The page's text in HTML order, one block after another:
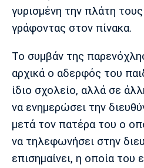
Μπορούσια
Παρί Σεν
Μονακό
γυρισμένη την πλάτη
γράφοντας στον πίνακα.
Το συμβάν της
αρχικά ο αδερφός του
ίδιο σχολείο, αλλά σε
να ενημερώσει την
μετά τον πατέρα του ο
να τηλεφωνήσει στην
επισημαίνει, η οποία του